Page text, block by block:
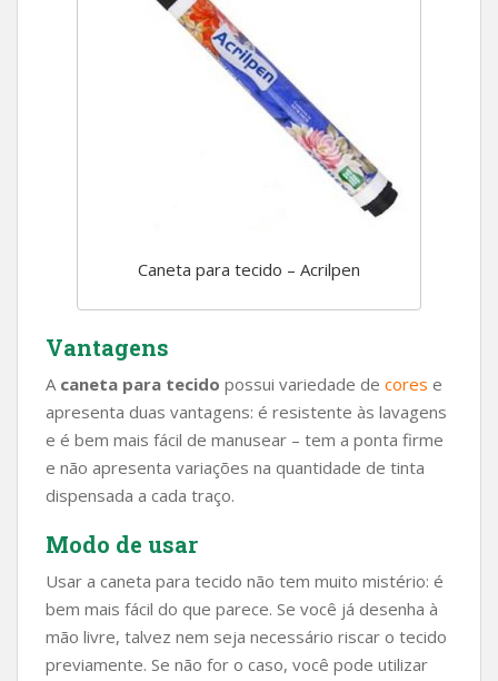
Caneta para tecido – Acrilpen
Vantagens
A caneta para tecido possui variedade de cores e
apresenta duas vantagens: é resistente às lavagens
e é bem mais fácil de manusear – tem a ponta firme
e não apresenta variações na quantidade de tinta
dispensada a cada traço.
Modo de usar
Usar a caneta para tecido não tem muito mistério: é
bem mais fácil do que parece. Se você já desenha à
mão livre, talvez nem seja necessário riscar o tecido
previamente. Se não for o caso, você pode utilizar